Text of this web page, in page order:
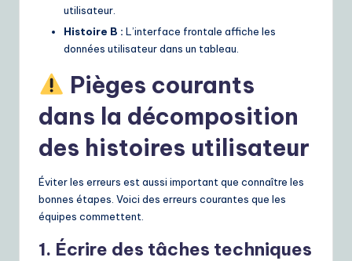
utilisateur.
Histoire B : L’interface frontale affiche les
données utilisateur dans un tableau.
Pièges courants
dans la décomposition
des histoires utilisateur
Éviter les erreurs est aussi important que connaître les
bonnes étapes. Voici des erreurs courantes que les
équipes commettent.
1. Écrire des tâches techniques